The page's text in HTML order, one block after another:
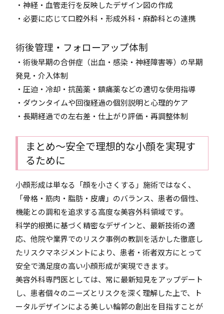
・神経・血管走行を反映したデザイン図の作成
・必要に応じて口腔外科・形成外科・麻酔科との連携
術後管理・フォローアップ体制
・術後早期の合併症（出血・感染・神経障害等）の早期
発見・介入体制
・圧迫・冷却・抗菌薬・鎮痛薬などの適切な使用指導
・ダウンタイムや回復経過の個別説明と心理的ケア
・長期経過での左右差・仕上がり評価・再調整体制
まとめ〜安全で理想的な小顔を実現す
るために
小顔形成は単なる「顔を小さくする」施術ではなく、
「骨格・筋肉・脂肪・皮膚」のバランス、患者の個性、
機能との調和を追求する高度な美容外科領域です。
科学的根拠に基づく精密なデザインと、最新技術の適
応、他院や業界でのリスク事例の教訓を活かした徹底し
たリスクマネジメントにより、患者・術者双方にとって
安全で満足度の高い小顔形成が実現できます。
美容外科専門医としては、常に最新知見をアップデート
し、患者個々のニーズとリスクを深く理解した上で、ト
ータルデザインによる美しい輪郭の創出を目指すことが